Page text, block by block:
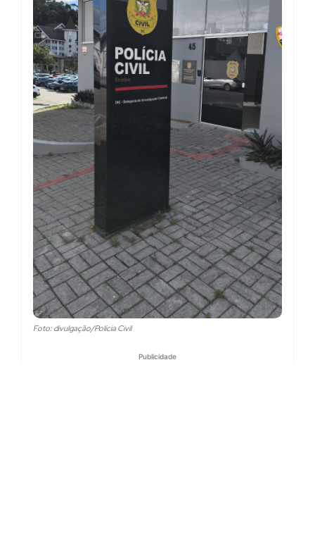
Foto: divulgação/Polícia Civil
Publicidade